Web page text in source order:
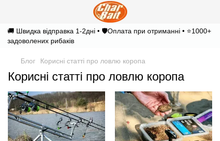
🚚 Швидка відправка 1-2дні • 🛡️Оплата при отриманні • ⭐1000+
задоволених рибаків
Блог Корисні статті про ловлю коропа
Корисні статті про ловлю коропа